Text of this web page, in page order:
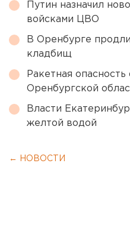
Путин назначил
войсками ЦВО
В Оренбурге
кладбищ
Ракетная
Оренбургской
Власти
желтой водой
← НОВОСТИ